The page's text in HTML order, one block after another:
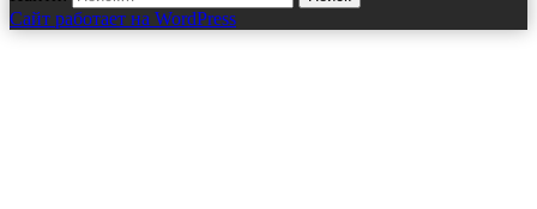
Сайт работает на WordPress